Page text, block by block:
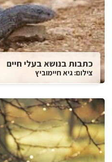
כתבות בנושא בעלי חיים
צילום: גיא חיימוביץ